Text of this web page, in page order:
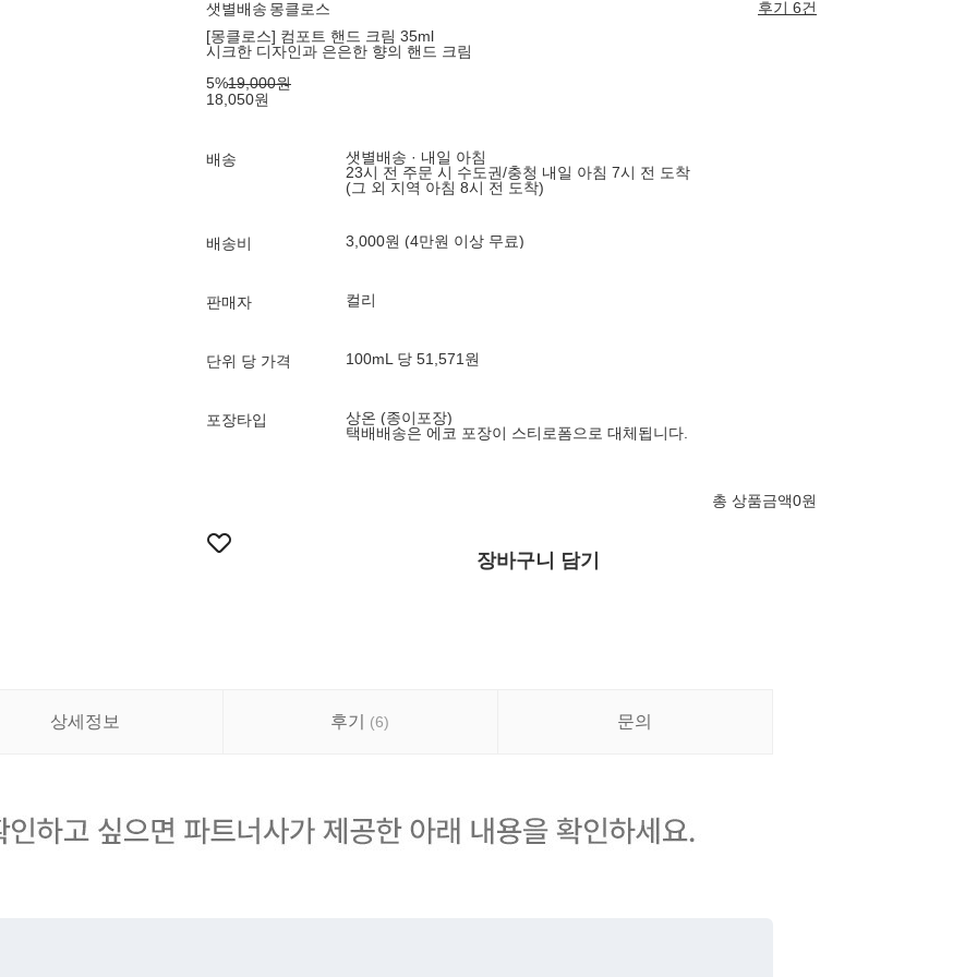
샛별배송 몽클로스
후기 6건
[몽클로스] 컴포트 핸드 크림 35ml
시크한 디자인과 은은한 향의 핸드 크림
5%19,000원
18,050원
배송
샛별배송 · 내일 아침
23시 전 주문 시 수도권/충청 내일 아침 7시 전 도착
(그 외 지역 아침 8시 전 도착)
배송비 3,000원 (4만원 이상 무료)
판매자 컬리
단위 당 가격 100mL 당 51,571원
포장타입
상온 (종이포장)
택배배송은 에코 포장이 스티로폼으로 대체됩니다.
총 상품금액0원
장바구니 담기
상세정보 후기 (6) 문의